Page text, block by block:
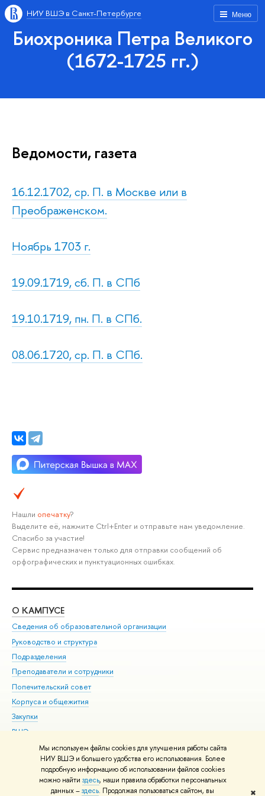
Мы используем файлы cookies для улучшения работы сайта
НИУ ВШЭ и большего удобства его использования. Более
подробную информацию об использовании файлов cookies
можно найти здесь, наши правила обработки персональных
данных –здесь. Продолжая пользоваться сайтом, вы ✖
Меню
НИУ ВШЭ в Санкт-Петербурге
Биохроника Петра Великого
(1672-1725 гг.)
Ведомости, газета
16.12.1702, ср. П. в Москве или в
Преображенском.
Ноябрь 1703 г.
19.09.1719, сб. П. в СПб
19.10.1719, пн. П. в СПб.
08.06.1720, ср. П. в СПб.
Нашли опечатку?
Выделите её, нажмите Ctrl+Enter и отправьте нам уведомление.
Спасибо за участие!
Сервис предназначен только для отправки сообщений об
орфографических и пунктуационных ошибках.
О КАМПУСЕ
Сведения об образовательной организации
Руководство и структура
Подразделения
Преподаватели и сотрудники
Попечительский совет
Корпуса и общежития
Закупки
ВШЭ для студентов с ограниченными возможностями
здоровья и инвалидностью
Версия для слабовидящих
Единая платежная страница